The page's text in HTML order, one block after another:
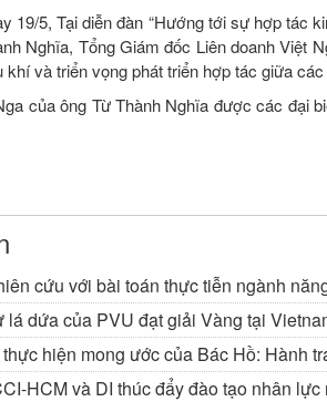
19/5, Tại diễn đàn “Hướng tới sự hợp
Nghĩa, Tổng Giám đốc Liên doanh Việt
và triển vọng phát triển hợp tác giữa
của ông Từ Thành Nghĩa được các đại
cứu với bài toán thực tiễn ngành
lá dứa của PVU đạt giải Vàng tại
hiện mong ước của Bác Hồ: Hành
HCM và DI thúc đẩy đào tạo nhân